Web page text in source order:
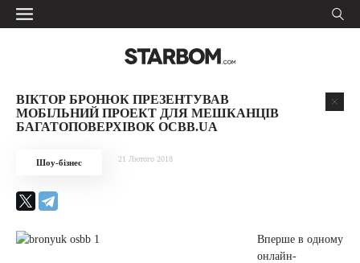
ВІКТОР БРОНЮК ПРЕЗЕНТУВАВ
МОБІЛЬНИЙ ПРОЕКТ ДЛЯ МЕШКАНЦІВ
БАГАТОПОВЕРХІВОК OCBB.UA
Шоу-бізнес 21 Лютого 2018
Вперше в одному
онлайн-